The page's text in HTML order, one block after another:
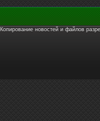
Копирование новостей и файлов